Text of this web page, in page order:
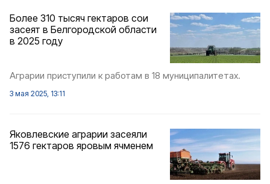
Более 310 тысяч гектаров сои
засеят в Белгородской области
в 2025 году
Аграрии приступили к работам в 18 муниципалитетах.
3 мая 2025, 13:11
Яковлевские аграрии засеяли
1576 гектаров яровым ячменем